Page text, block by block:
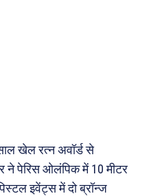
खेल रत्न अवॉर्ड से
ने पेरिस ओलंपिक में 10 मीटर
इवेंट्स में दो ब्रॉन्ज